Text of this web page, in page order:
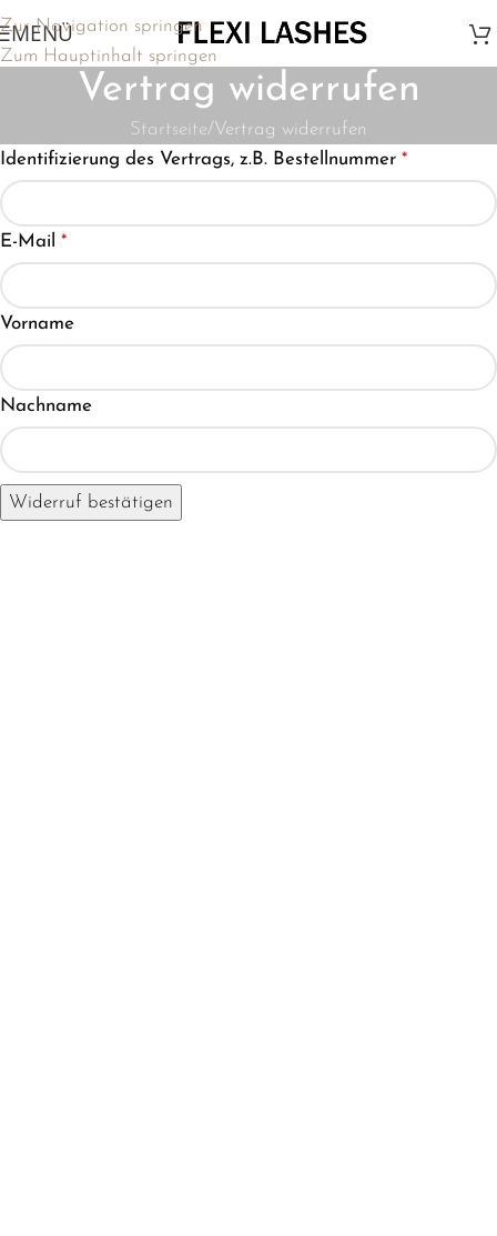
Zur Navigation springen
Zum Hauptinhalt springen
Versand ab 20 €
MENÜ
Vertrag widerrufen
Startseite Vertrag widerrufen
Identifizierung des Vertrags, z.B. Bestellnummer *
E-Mail *
E-
Mail
(wiederholen)
Vorname
Nachname
Widerruf bestätigen